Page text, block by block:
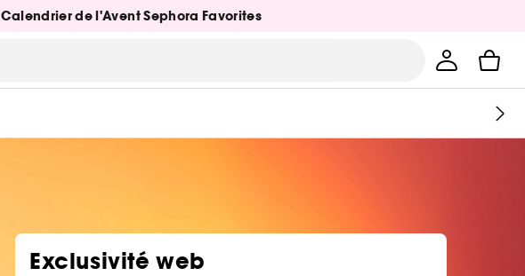
Calendrier de l'Avent Sephora Favorites
Exclusivité web